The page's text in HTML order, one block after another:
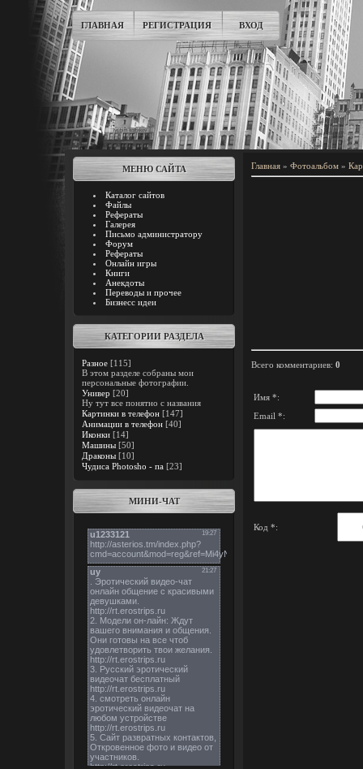
ГЛАВНАЯ РЕГИСТРАЦИЯ ВХОД
МЕНЮ САЙТА
Каталог сайтов
Файлы
Рефераты
Галерея
Письмо администратору
Форум
Рефераты
Онлайн игры
Книги
Анекдоты
Переводы и прочее
Бизнесс идеи
КАТЕГОРИИ РАЗДЕЛА
Разное [115]
В этом разделе собраны мои
персональные фотографии.
Универ [20]
Ну тут все понятно с названия
Картинки в телефон [147]
Анимации в телефон [40]
Иконки [14]
Машины [50]
Драконы [10]
Чудиса Photosho - па [23]
МИНИ-ЧАТ
Главная » Фотоальбом »
Всего комментариев: 0
Имя *:
Email *:
Код *: